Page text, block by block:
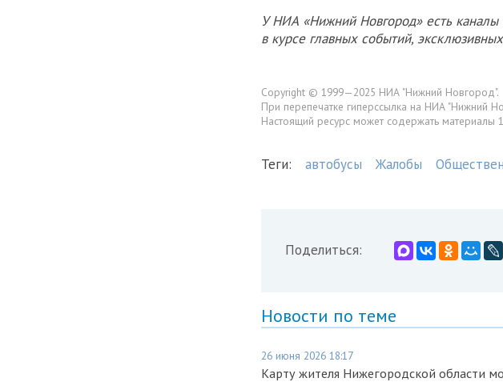
У НИА «Нижний Новгород» есть каналы
в курсе главных событий,
Copyright © 1999—2025 НИА "Нижний Новгород".
При перепечатке гиперссылка на НИА "Нижний
Настоящий ресурс может содержать материалы
Теги: автобусы Жалобы
Поделиться:
Новости по теме
26 июня 2026 18:17
Карту жителя Нижегородской области